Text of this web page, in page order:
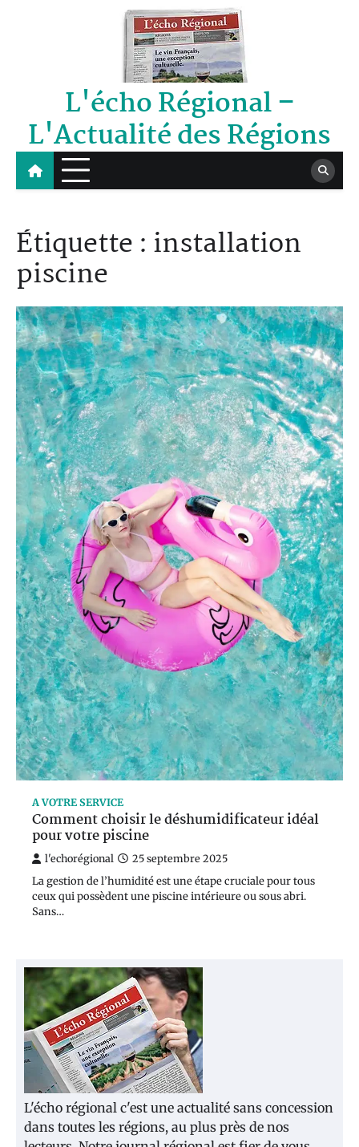
L'écho Régional –
L'Actualité des Régions
Étiquette : installation
piscine
A VOTRE SERVICE
Comment choisir le déshumidificateur idéal
pour votre piscine
l'echorégional 25 septembre 2025
La gestion de l’humidité est une étape cruciale pour tous
ceux qui possèdent une piscine intérieure ou sous abri.
Sans…
L'écho régional c'est une actualité sans concession
dans toutes les régions, au plus près de nos